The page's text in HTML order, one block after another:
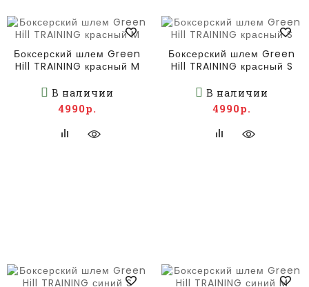
Боксерский шлем Green
Hill TRAINING красный M
В наличии
4990р.
Боксерский шлем Green
Hill TRAINING красный S
В наличии
4990р.